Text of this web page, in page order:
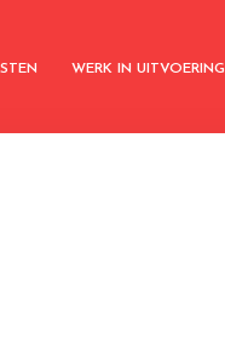
WERK IN UITVOERING